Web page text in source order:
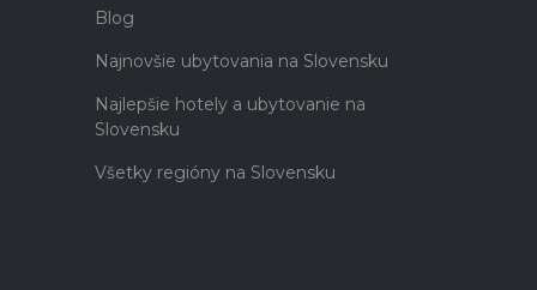
Blog
Najnovšie ubytovania na Slovensku
Najlepšie hotely a ubytovanie na
Slovensku
Všetky regióny na Slovensku